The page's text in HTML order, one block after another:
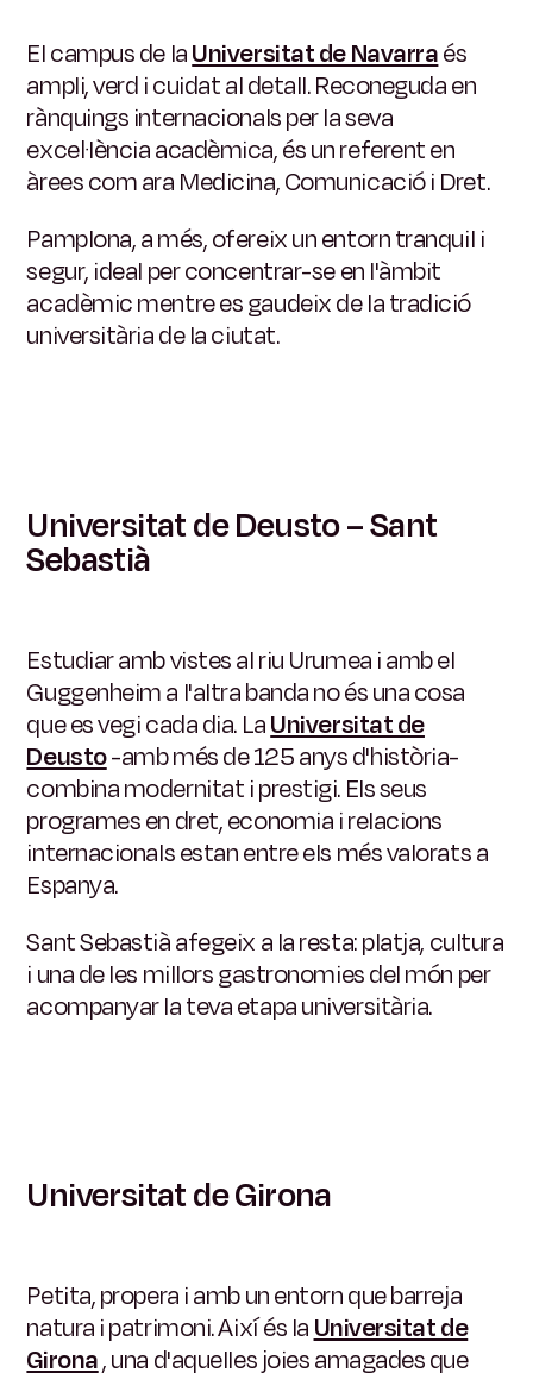
El campus de laUniversitat de Navarraés
ampli, verd i cuidat al detall. Reconeguda en
rànquings internacionals per la seva
excel·lència acadèmica, és un referent en
àrees com ara Medicina, Comunicació i Dret.
Pamplona, ​​a més, ofereix un entorn tranquil i
segur, ideal per concentrar-se en l'àmbit
acadèmic mentre es gaudeix de la tradició
universitària de la ciutat.
Universitat de Deusto – Sant
Sebastià
Estudiar amb vistes al riu Urumea i amb el
Guggenheim a l'altra banda no és una cosa
que es vegi cada dia. LaUniversitat de
Deusto-amb més de 125 anys d'història-
combina modernitat i prestigi. Els seus
programes en dret, economia i relacions
internacionals estan entre els més valorats a
Espanya.
Sant Sebastià afegeix a la resta: platja, cultura
i una de les millors gastronomies del món per
acompanyar la teva etapa universitària.
Universitat de Girona
Petita, propera i amb un entorn que barreja
natura i patrimoni. Així és la Universitat de
Girona, una d'aquelles joies amagades que